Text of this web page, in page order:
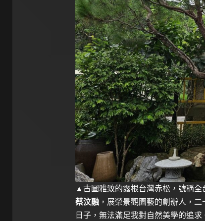
▲古圖雅致的露根台灣赤松，號稱全
蔡汶融，展榮景觀園藝的創辦人，
日子，無法滿足我對自然美學的追